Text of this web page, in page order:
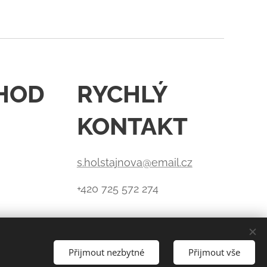
RYCHLÝ
KONTAKT
s.holstajnova@email.cz
+420 725 572 274
Přijmout nezbytné Přijmout vše